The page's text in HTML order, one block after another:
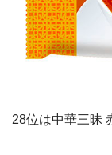
28位は中華三昧